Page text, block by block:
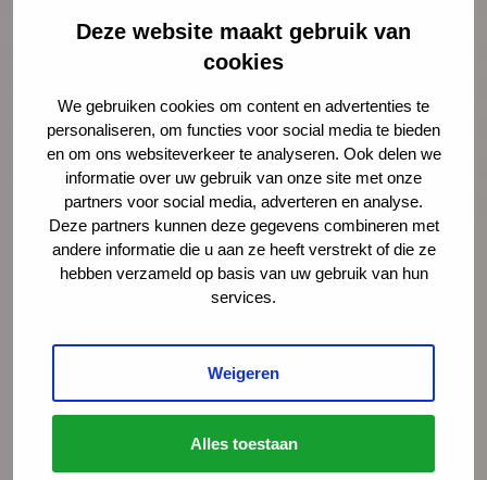
Deze website maakt gebruik van
cookies
We gebruiken cookies om content en advertenties te
personaliseren, om functies voor social media te bieden
en om ons websiteverkeer te analyseren. Ook delen we
informatie over uw gebruik van onze site met onze
partners voor social media, adverteren en analyse.
Deze partners kunnen deze gegevens combineren met
andere informatie die u aan ze heeft verstrekt of die ze
hebben verzameld op basis van uw gebruik van hun
services.
Weigeren
Alles toestaan
9+ foto’s
Donderdag 4 juni: JGZ-brede actieagenda
voor kansrijk opgroeien
Op 4 juni kwamen we met 45 bevlogen JGZ-
professionals bijeen om samen te werken aan een
JGZ-brede actieagenda voor Kansrijk Opgroeien in
uit naar voren dat er nog veel kansen liggen in de
landelijke en lokale bekendheid als het gaat om de
cruciale rol die de JGZ heeft binnen de eerste
duizend dagen. De JGZ wil toewerken naar een
uniform verhaal: ‘Dit is wat wij doen en dit is wat wij